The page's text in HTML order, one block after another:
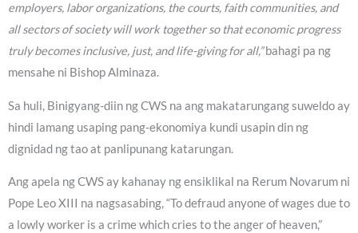
employers, labor organizations, the courts, faith communities, and
all sectors of society will work together so that economic progress
truly becomes inclusive, just, and life-giving for all,”bahagi pa ng
mensahe ni Bishop Alminaza.
Sa huli, Binigyang-diin ng CWS na ang makatarungang suweldo ay
hindi lamang usaping pang-ekonomiya kundi usapin din ng
dignidad ng tao at panlipunang katarungan.
Ang apela ng CWS ay kahanay ng ensiklikal na Rerum Novarum ni
Pope Leo XIII na nagsasabing, “To defraud anyone of wages due to
a lowly worker is a crime which cries to the anger of heaven,”